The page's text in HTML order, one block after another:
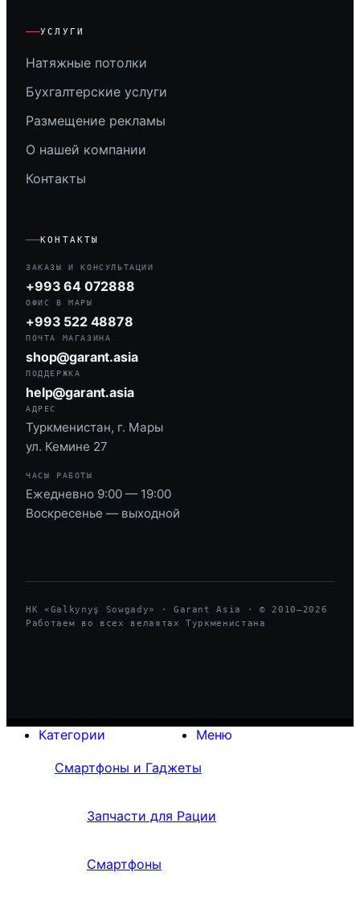
УСЛУГИ
Натяжные потолки
Бухгалтерские услуги
Размещение рекламы
О нашей компании
Контакты
КОНТАКТЫ
ЗАКАЗЫ И КОНСУЛЬТАЦИИ
+993 64 072888
ОФИС В МАРЫ
+993 522 48878
ПОЧТА МАГАЗИНА
shop@garant.asia
ПОДДЕРЖКА
help@garant.asia
АДРЕС
Туркменистан, г. Мары
ул. Кемине 27
ЧАСЫ РАБОТЫ
Ежедневно 9:00 — 19:00
Воскресенье — выходной
HK «Galkynyş Sowgady» · Garant Asia · © 2010—2026
Работаем во всех велаятах Туркменистана
Меню
Категории
Смартфоны и Гаджеты
Запчасти для Рации
Смартфоны